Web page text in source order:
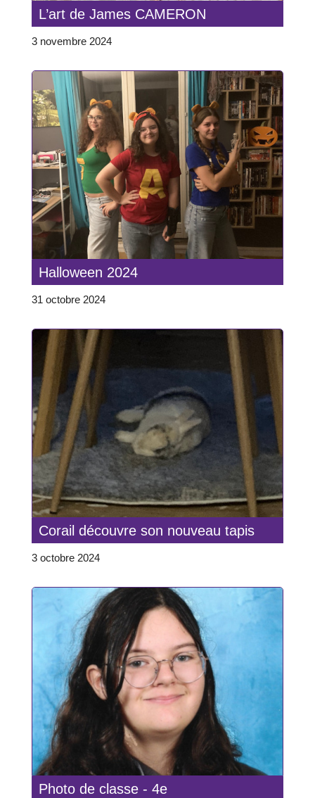
L’art de James CAMERON
3 novembre 2024
Halloween 2024
31 octobre 2024
Corail découvre son nouveau tapis
3 octobre 2024
Photo de classe - 4e